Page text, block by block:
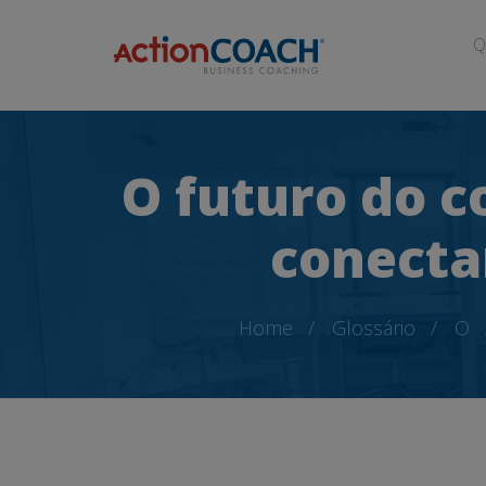
O futuro do
Home Glossário O